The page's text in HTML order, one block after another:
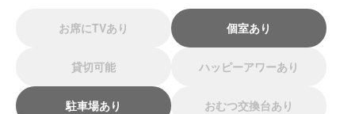
お席にTVあり 個室あり
貸切可能 ハッピーアワーあり
駐車場あり おむつ交換台あり